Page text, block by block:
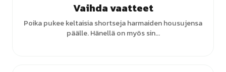
Vaihda vaatteet
Poika pukee keltaisia shortseja harmaiden housujensa
päälle. Hänellä on myös sin...